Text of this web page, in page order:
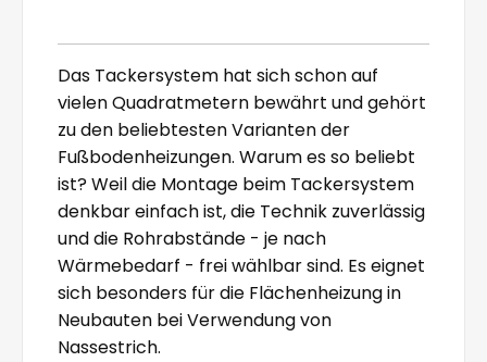
Das Tackersystem hat sich schon auf
vielen Quadratmetern bewährt und gehört
zu den beliebtesten Varianten der
Fußbodenheizungen. Warum es so beliebt
ist? Weil die Montage beim Tackersystem
denkbar einfach ist, die Technik zuverlässig
und die Rohrabstände - je nach
Wärmebedarf - frei wählbar sind. Es eignet
sich besonders für die Flächenheizung in
Neubauten bei Verwendung von
Nassestrich.